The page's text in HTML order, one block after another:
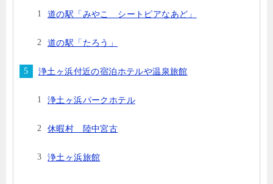
道の駅「みやこ シートピアなあど」
道の駅「たろう」
浄土ヶ浜付近の宿泊ホテルや温泉旅館
浄土ヶ浜パークホテル
休暇村 陸中宮古
浄土ヶ浜旅館